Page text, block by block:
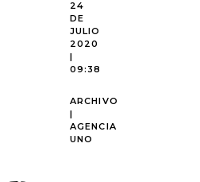
24
DE
JULIO
2020
|
09:38
ARCHIVO
|
AGENCIA
UNO